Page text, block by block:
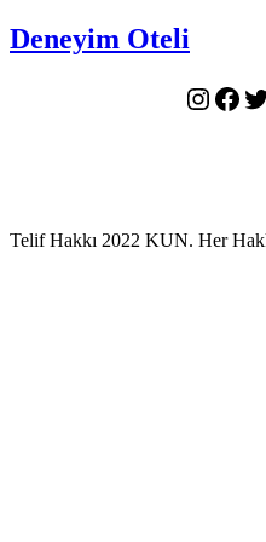
Deneyim Oteli
Telif Hakkı 2022 KUN. Her